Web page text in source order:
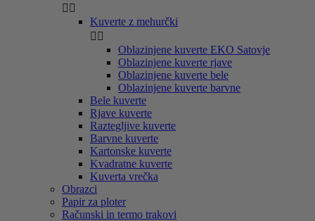
 
Kuverte z mehurčki
 
Oblazinjene kuverte EKO Satovje
Oblazinjene kuverte rjave
Oblazinjene kuverte bele
Oblazinjene kuverte barvne
Bele kuverte
Rjave kuverte
Raztegljive kuverte
Barvne kuverte
Kartonske kuverte
Kvadratne kuverte
Kuverta vrečka
Obrazci
Papir za ploter
Računski in termo trakovi